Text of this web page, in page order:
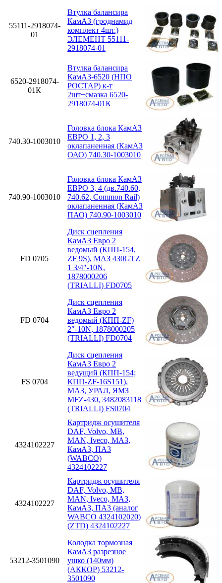
55111-2918074-
01
Втулка балансира
КамАЗ (гроднамид
комплект 4шт.)
ЭЛЕМЕНТ 55111-
2918074-01
6520-2918074-
01К
Втулка балансира
КамАЗ-6520 (НПО
РОСТАР) к-т
2шт+смазка 6520-
2918074-01К
740.30-1003010
Головка блока КамАЗ
ЕВРО 1, 2, 3
оклапаненная (КамАЗ
ОАО) 740.30-1003010
740.90-1003010
Головка блока КамАЗ
ЕВРО 3, 4 (дв.740.60,
740.62, Common Rail)
оклапаненная (КамАЗ
ПАО) 740.90-1003010
FD 0705
Диск сцепления
КамАЗ Евро 2
ведомый (КПП-154,
ZF 9S), МАЗ 430GTZ
1 3/4″-10N,
1878000206
(TRIALLI) FD0705
FD 0704
Диск сцепления
КамАЗ Евро 2
ведомый (КПП-ZF)
2″-10N, 1878000205
(TRIALLI) FD0704
FS 0704
Диск сцепления
КамАЗ Евро 2
ведущий (КПП-154;
КПП-ZF-16S151),
МАЗ, УРАЛ, ЯМЗ
MFZ-430, 3482083118
(TRIALLI) FS0704
4324102227
Картридж осушителя
DAF, Volvo, MB,
MAN, Iveco, МАЗ,
КамАЗ, ПА3
(WABCO)
4324102227
4324102227
Картридж осушителя
DAF, Volvo, MB,
MAN, Iveco, МАЗ,
КамАЗ, ПА3 (аналог
WABCO 4324102020)
(ZTD) 4324102227
53212-3501090
Колодка тормозная
КамАЗ разрезное
ушко (140мм)
(АККОР) 53212-
3501090